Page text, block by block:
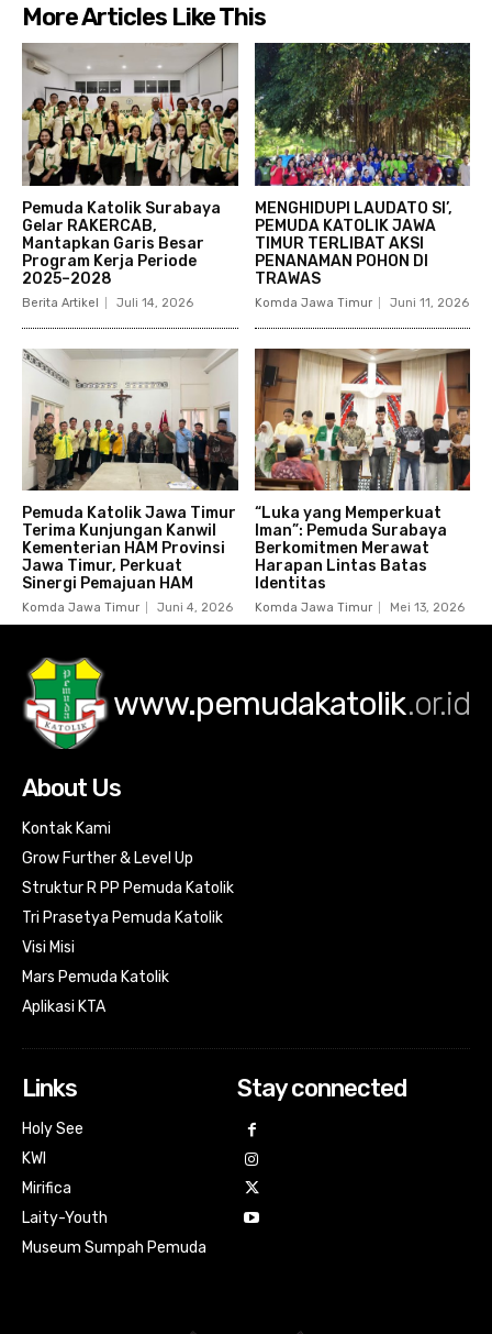
More Articles Like This
Pemuda Katolik Surabaya
Gelar RAKERCAB,
Mantapkan Garis Besar
Program Kerja Periode
2025–2028
Berita Artikel Juli 14, 2026
MENGHIDUPI LAUDATO SI’,
PEMUDA KATOLIK JAWA
TIMUR TERLIBAT AKSI
PENANAMAN POHON DI
TRAWAS
Komda Jawa Timur Juni 11, 2026
Pemuda Katolik Jawa Timur
Terima Kunjungan Kanwil
Kementerian HAM Provinsi
Jawa Timur, Perkuat
Sinergi Pemajuan HAM
Komda Jawa Timur Juni 4, 2026
“Luka yang Memperkuat
Iman”: Pemuda Surabaya
Berkomitmen Merawat
Harapan Lintas Batas
Identitas
Komda Jawa Timur Mei 13, 2026
www.pemudakatolik.or.id
About Us
Kontak Kami
Grow Further & Level Up
Struktur R PP Pemuda Katolik
Tri Prasetya Pemuda Katolik
Visi Misi
Mars Pemuda Katolik
Aplikasi KTA
Links
Holy See
KWI
Mirifica
Laity-Youth
Museum Sumpah Pemuda
Stay connected